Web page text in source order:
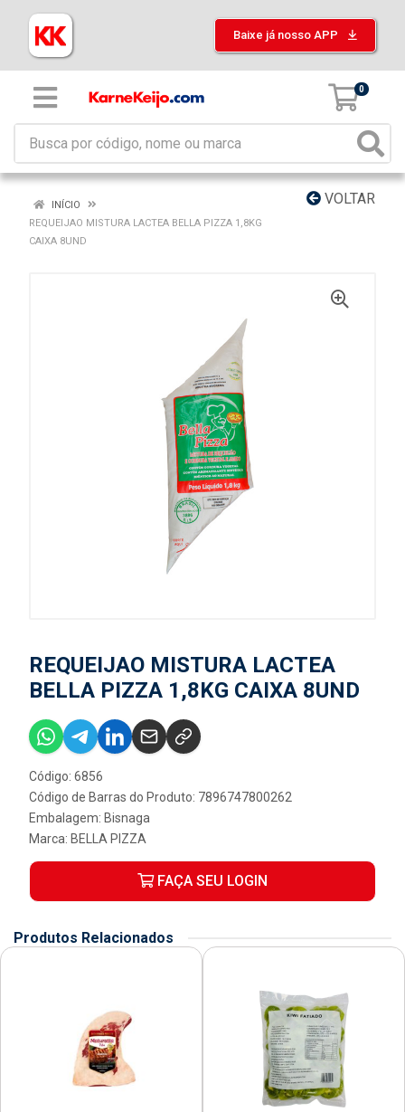
Baixe já nosso APP
0
VOLTAR
INÍCIO
REQUEIJAO MISTURA LACTEA BELLA PIZZA 1,8KG
CAIXA 8UND
REQUEIJAO MISTURA LACTEA
BELLA PIZZA 1,8KG CAIXA 8UND
Código: 6856
Código de Barras do Produto: 7896747800262
Embalagem: Bisnaga
Marca: BELLA PIZZA
FAÇA SEU LOGIN
Produtos Relacionados